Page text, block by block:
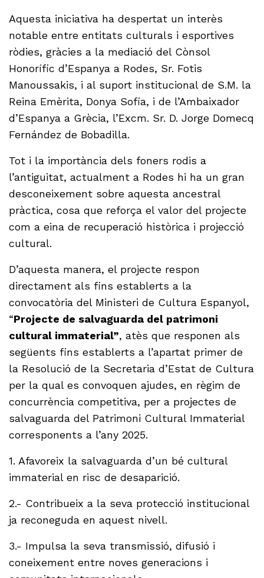
Aquesta iniciativa ha despertat un interès
notable entre entitats culturals i esportives
ròdies, gràcies a la mediació del Cònsol
Honorífic d’Espanya a Rodes, Sr. Fotis
Manoussakis, i al suport institucional de S.M. la
Reina Emèrita, Donya Sofia, i de l’Ambaixador
d’Espanya a Grècia, l’Excm. Sr. D. Jorge Domecq
Fernández de Bobadilla.
Tot i la importància dels foners rodis a
l’antiguitat, actualment a Rodes hi ha un gran
desconeixement sobre aquesta ancestral
pràctica, cosa que reforça el valor del projecte
com a eina de recuperació històrica i projecció
cultural.
D’aquesta manera, el projecte respon
directament als fins establerts a la
convocatòria del Ministeri de Cultura Espanyol,
“Projecte de salvaguarda del patrimoni
cultural immaterial”, atès que responen als
següents fins establerts a l’apartat primer de
la Resolució de la Secretaria d’Estat de Cultura
per la qual es convoquen ajudes, en règim de
concurrència competitiva, per a projectes de
salvaguarda del Patrimoni Cultural Immaterial
corresponents a l’any 2025.
1. Afavoreix la salvaguarda d’un bé cultural
immaterial en risc de desaparició.
2.- Contribueix a la seva protecció institucional
ja reconeguda en aquest nivell.
3.- Impulsa la seva transmissió, difusió i
coneixement entre noves generacions i